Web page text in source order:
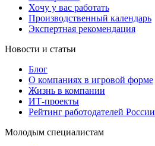
Хочу у вас работать
Производственный календарь
Экспертная рекомендация
Новости и статьи
Блог
О компаниях в игровой форме
Жизнь в компании
ИТ-проекты
Рейтинг работодателей России
Молодым специалистам